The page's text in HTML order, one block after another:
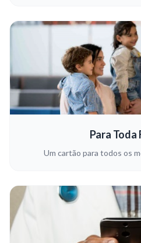
Para Toda
Um cartão para todos os